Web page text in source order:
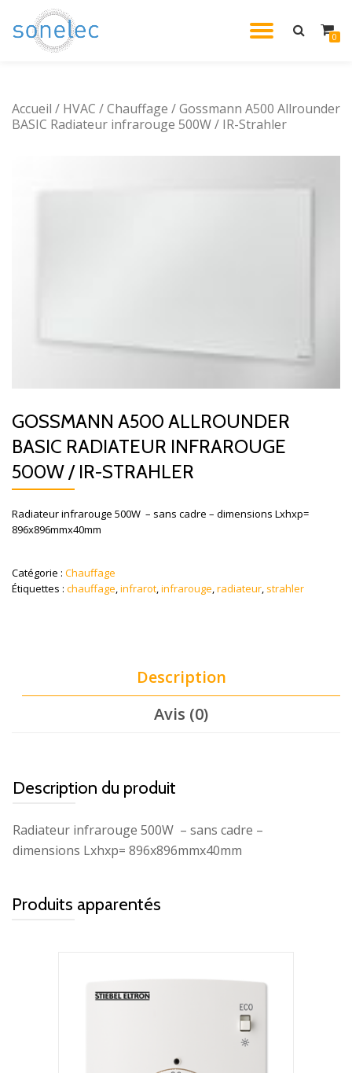
Aller
0
Accueil / HVAC /Chauffage / Gossmann A500 Allrounder
BASIC Radiateur infrarouge 500W / IR-Strahler
GOSSMANN A500 ALLROUNDER
BASIC RADIATEUR INFRAROUGE
500W / IR-STRAHLER
Radiateur infrarouge 500W – sans cadre – dimensions Lxhxp=
896x896mmx40mm
Catégorie : Chauffage
Étiquettes : chauffage,infrarot,infrarouge,radiateur, strahler
Description
Avis (0)
Description du produit
Radiateur infrarouge 500W – sans cadre –
dimensions Lxhxp= 896x896mmx40mm
Produits apparentés